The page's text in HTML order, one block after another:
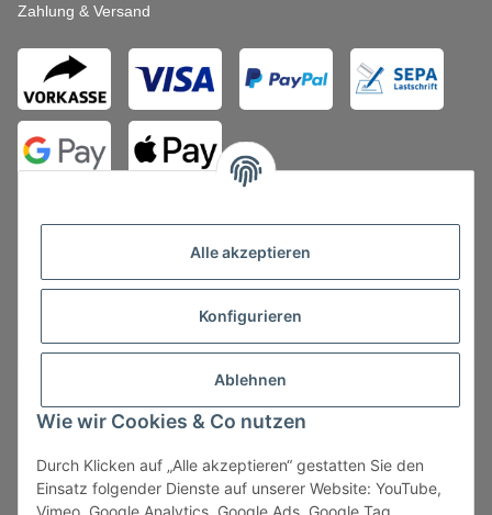
Alle akzeptieren
Konfigurieren
Ablehnen
Wie wir Cookies & Co nutzen
Durch Klicken auf „Alle akzeptieren“ gestatten Sie den
Einsatz folgender Dienste auf unserer Website: YouTube,
Vimeo, Google Analytics, Google Ads, Google Tag
Zahlung & Versand
Vertrag widerrufen
* Alle Preise zzgl. gesetzlicher USt., zzgl.Versand, zzgl.
Mindermengenzuschlag